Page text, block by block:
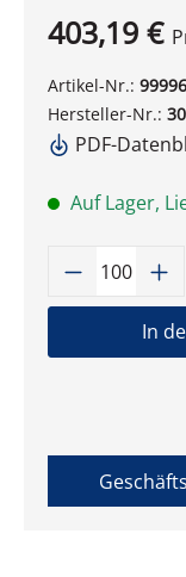
403,19 €
Artikel-Nr.:
Hersteller-Nr.:
PDF-
Auf Lager,
Produkt
In